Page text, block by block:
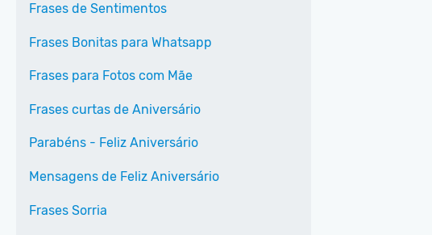
Frases de Sentimentos
Frases Bonitas para Whatsapp
Frases para Fotos com Mãe
Frases curtas de Aniversário
Parabéns - Feliz Aniversário
Mensagens de Feliz Aniversário
Frases Sorria